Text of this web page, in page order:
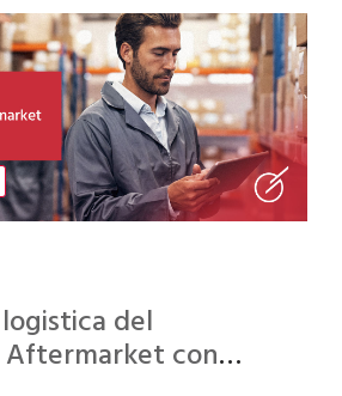
del
Aftermarket con